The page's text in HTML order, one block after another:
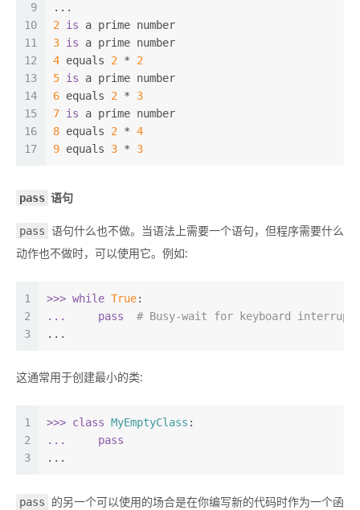
9
10
11
12
13
14
15
16
17
...
2
is a prime number
3 is a prime number
4 equals 2 * 2
5 is a prime number
6 equals 2 * 3
7 is a prime number
8 equals 2 * 4
9 equals 3 * 3
pass 语句
pass
语句什么也不做。当语法上需要一个语句，但程序需要什么
动作也不做时，可以使用它。例如:
1
2
3
>>> while True:
...
pass
# Busy-wait for keyboard
...
这通常用于创建最小的类:
1
2
3
>>> class MyEmptyClass :
...
pass
...
pass
的另一个可以使用的场合是在你编写新的代码时作为一个函